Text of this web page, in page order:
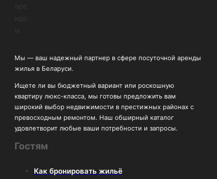
Мы — ваш надежный партнер в сфере посуточной аренды
жилья в Беларуси.
Ищете ли вы бюджетный вариант или роскошную
квартиру люкс-класса, мы готовы предложить вам
широкий выбор недвижимости в престижных районах с
превосходным ремонтом. Наш обширный каталог
удовлетворит любые ваши потребности и запросы.
Гостям
Как бронировать жильё